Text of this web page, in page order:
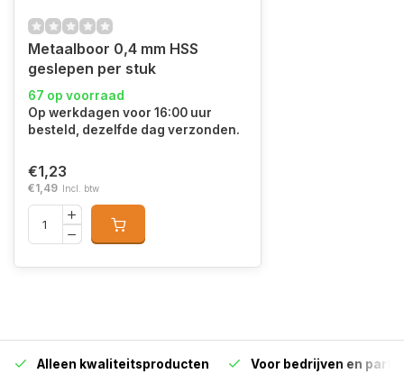
Metaalboor 0,4 mm HSS
geslepen per stuk
67 op voorraad
Op werkdagen voor 16:00 uur
besteld, dezelfde dag verzonden.
€1,23
€1,49 Incl. btw
Alleen kwaliteitsproducten Voor bedrijven en